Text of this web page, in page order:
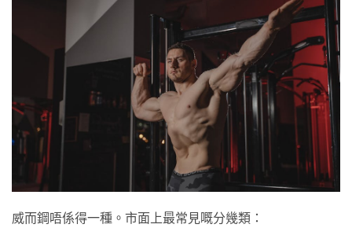
威而鋼唔係得一種。市面上最常見嘅分幾類：